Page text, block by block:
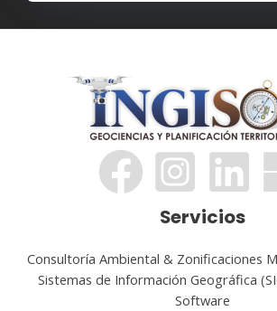
Servicios
Consultoría Ambiental & Zonificaciones
Sistemas de Información Geográfica
Software